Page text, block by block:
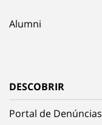
Alumni
DESCOBRIR
Portal de Denúncias